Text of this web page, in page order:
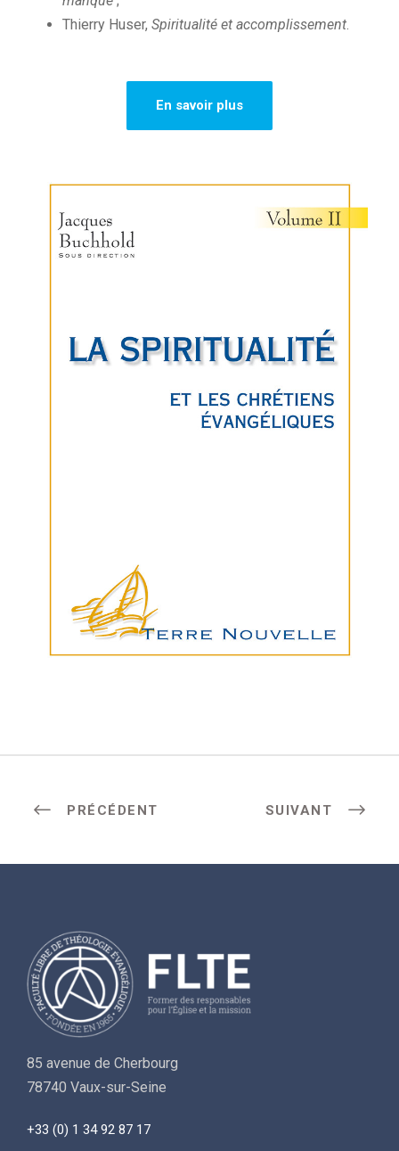
Thierry Huser, Spiritualité et accomplissement.
En savoir plus
PRÉCÉDENT SUIVANT
85 avenue de Cherbourg
78740 Vaux-sur-Seine
+33 (0) 1 34 92 87 17